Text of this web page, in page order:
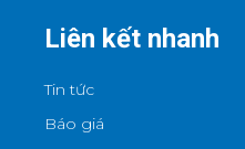
Liên kết nhanh
Tin tức
Báo giá